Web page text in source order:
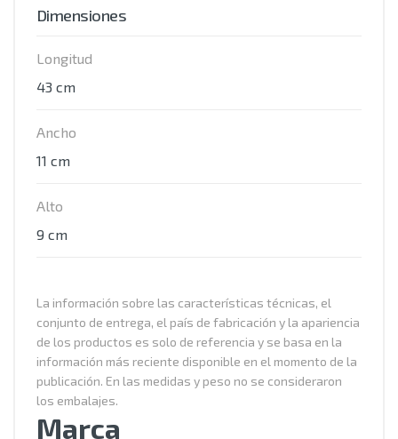
Dimensiones
Longitud
43 cm
Ancho
11 cm
Alto
9 cm
La información sobre las características técnicas, el
conjunto de entrega, el país de fabricación y la apariencia
de los productos es solo de referencia y se basa en la
información más reciente disponible en el momento de la
publicación. En las medidas y peso no se consideraron
los embalajes.
Marca